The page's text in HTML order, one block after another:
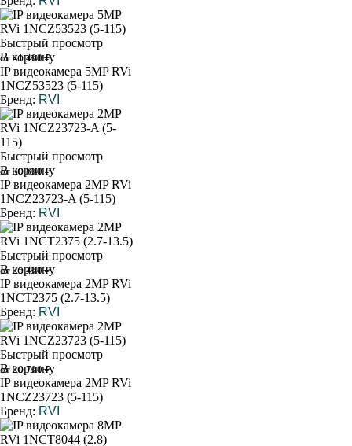
Быстрый просмотр
В корзину
от 41 400 ₽
IP видеокамера 5MP RVi
1NCZ53523 (5-115)
Бренд: RVI
Быстрый просмотр
В корзину
от 30 800 ₽
IP видеокамера 2MP RVi
1NCZ23723-A (5-115)
Бренд: RVI
Быстрый просмотр
В корзину
от 25 400 ₽
IP видеокамера 2MP RVi
1NCT2375 (2.7-13.5)
Бренд: RVI
Быстрый просмотр
В корзину
от 20 700 ₽
IP видеокамера 2MP RVi
1NCZ23723 (5-115)
Бренд: RVI